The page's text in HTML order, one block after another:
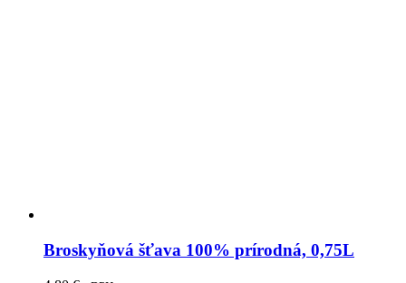
Broskyňová šťava 100% prírodná, 0,75L